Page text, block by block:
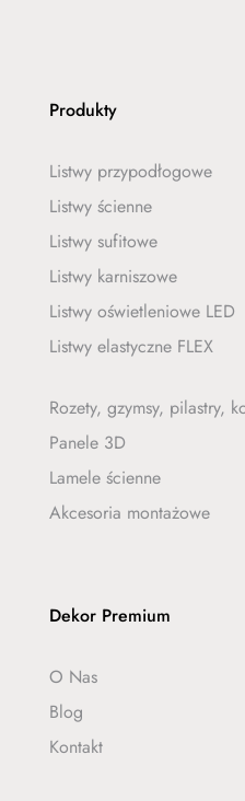
Produkty
Listwy przypodłogowe
Listwy ścienne
Listwy sufitowe
Listwy karniszowe
Listwy oświetleniowe LED
Listwy elastyczne FLEX
Rozety, gzymsy, pilastry,
Panele 3D
Lamele ścienne
Akcesoria montażowe
Dekor Premium
O Nas
Blog
Kontakt